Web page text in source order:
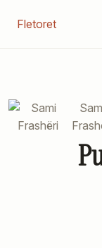
Fletoret